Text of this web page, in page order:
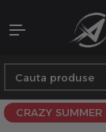
CRAZY SUMMER